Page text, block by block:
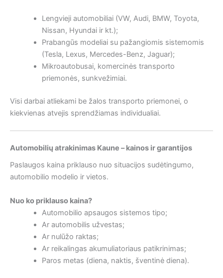
Lengvieji automobiliai (VW, Audi, BMW, Toyota,
Nissan, Hyundai ir kt.);
Prabangūs modeliai su pažangiomis sistemomis
(Tesla, Lexus, Mercedes-Benz, Jaguar);
Mikroautobusai, komercinės transporto
priemonės, sunkvežimiai.
Visi darbai atliekami be žalos transporto priemonei, o
kiekvienas atvejis sprendžiamas individualiai.
Automobilių atrakinimas Kaune – kainos ir garantijos
Paslaugos kaina priklauso nuo situacijos sudėtingumo,
automobilio modelio ir vietos.
Nuo ko priklauso kaina?
Automobilio apsaugos sistemos tipo;
Ar automobilis užvestas;
Ar nulūžo raktas;
Ar reikalingas akumuliatoriaus patikrinimas;
Paros metas (diena, naktis, šventinė diena).